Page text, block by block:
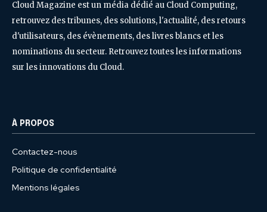
Cloud Magazine est un média dédié au Cloud Computing,
retrouvez des tribunes, des solutions, l'actualité, des retours
d'utilisateurs, des évènements, des livres blancs et les
nominations du secteur. Retrouvez toutes les informations
sur les innovations du Cloud.
À PROPOS
Contactez-nous
Politique de confidentialité
Mentions légales